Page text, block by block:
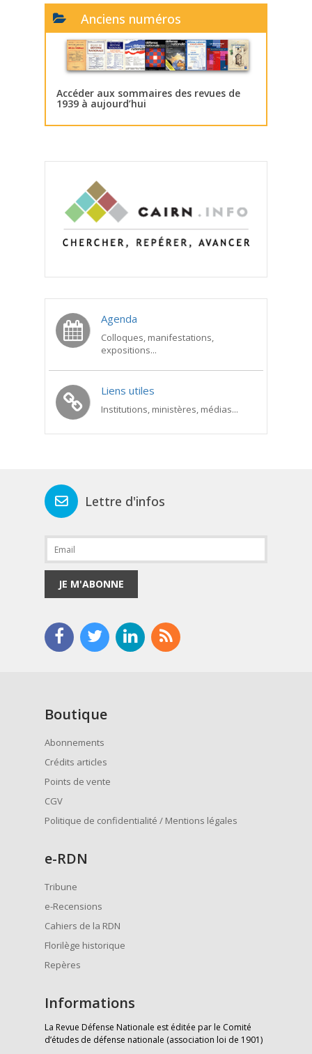
Anciens numéros
Accéder aux sommaires des revues de
1939 à aujourd’hui
Agenda
Colloques, manifestations,
expositions...
Liens utiles
Institutions, ministères, médias...
Lettre d'infos
JE M'ABONNE
Boutique
Abonnements
Crédits articles
Points de vente
CGV
Politique de confidentialité / Mentions légales
e-RDN
Tribune
e-Recensions
Cahiers de la RDN
Florilège historique
Repères
Informations
La Revue Défense Nationale est éditée par le Comité
d’études de défense nationale (association loi de 1901)